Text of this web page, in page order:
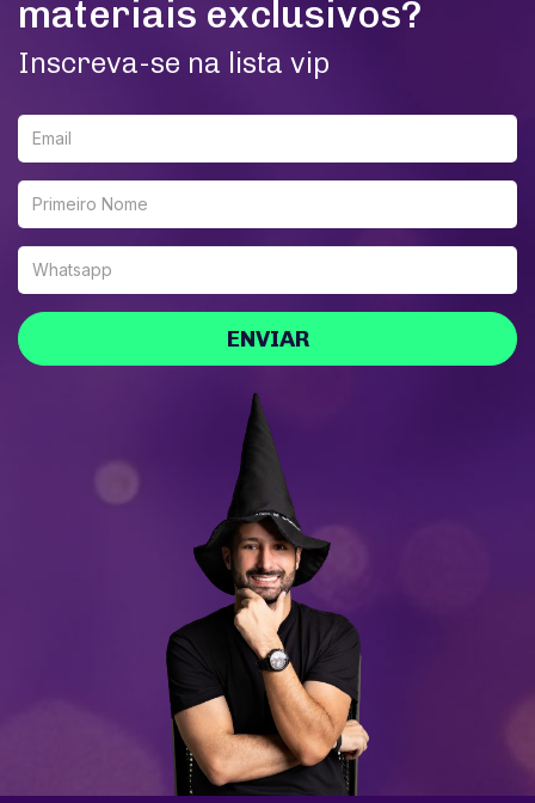
materiais exclusivos?
Inscreva-se na lista vip
ENVIAR